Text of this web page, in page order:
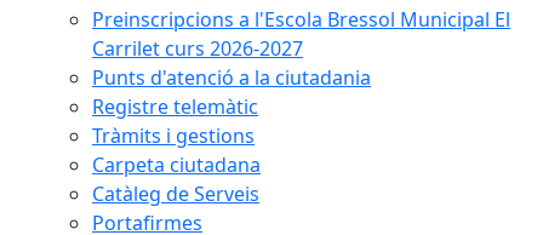
Preinscripcions a l'Escola Bressol Municipal El
Carrilet curs 2026-2027
Punts d'atenció a la ciutadania
Registre telemàtic
Tràmits i gestions
Carpeta ciutadana
Catàleg de Serveis
Portafirmes